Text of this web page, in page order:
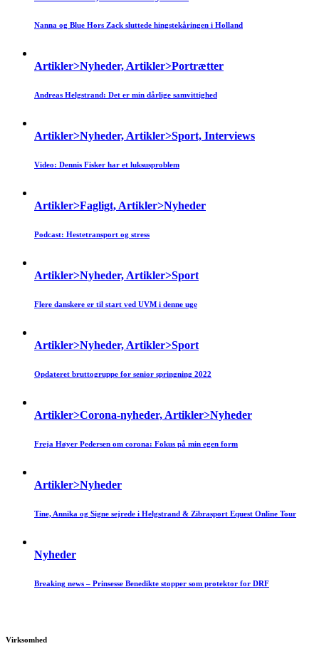
Nanna og Blue Hors Zack sluttede hingstekåringen i Holland
Artikler>Nyheder, Artikler>Portrætter
Andreas Helgstrand: Det er min dårlige samvittighed
Artikler>Nyheder, Artikler>Sport, Interviews
Video: Dennis Fisker har et luksusproblem
Artikler>Fagligt, Artikler>Nyheder
Podcast: Hestetransport og stress
Artikler>Nyheder, Artikler>Sport
Flere danskere er til start ved UVM i denne uge
Artikler>Nyheder, Artikler>Sport
Opdateret bruttogruppe for senior springning 2022
Artikler>Corona-nyheder, Artikler>Nyheder
Freja Høyer Pedersen om corona: Fokus på min egen form
Artikler>Nyheder
Tine, Annika og Signe sejrede i Helgstrand & Zibrasport Equest Online Tour
Nyheder
Breaking news – Prinsesse Benedikte stopper som protektor for DRF
Virksomhed